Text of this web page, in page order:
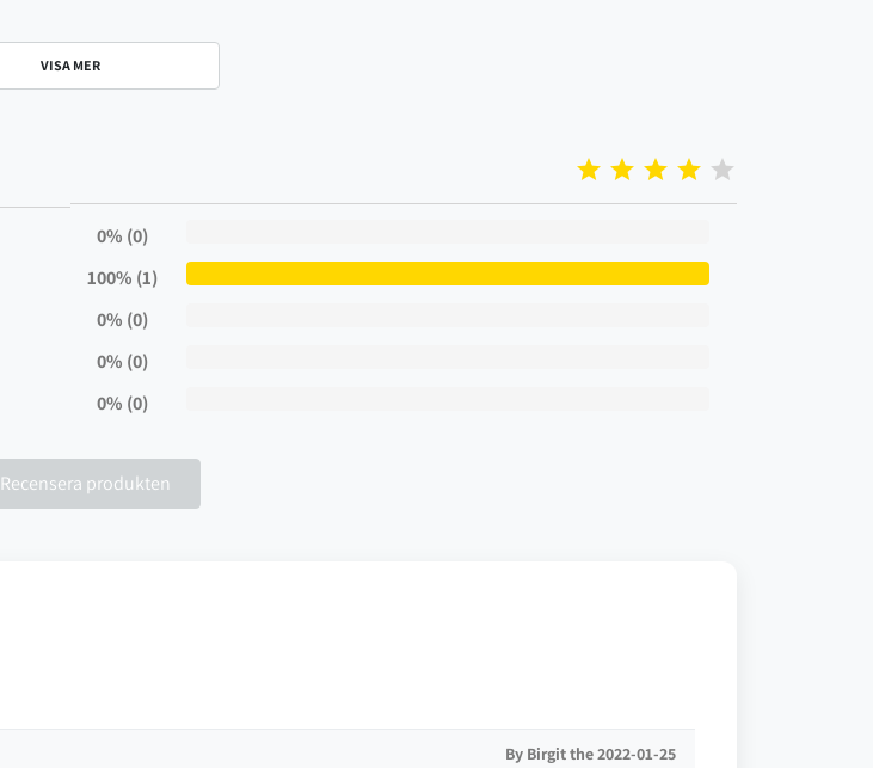
VISA MER
0% (0)
100% (1)
0% (0)
0% (0)
0% (0)
Recensera produkten
By Birgit the 2022-01-25